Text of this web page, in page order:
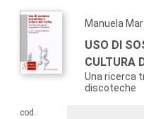
Manuela
USO DI
CULTURA
Una ricerca
discoteche
cod.